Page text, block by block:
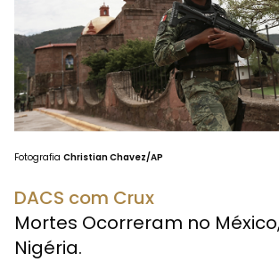
Fotografia Christian Chavez/AP
DACS com Crux
Mortes Ocorreram no
Nigéria.